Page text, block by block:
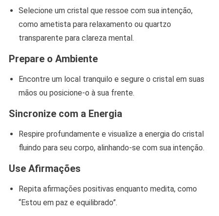
Selecione um cristal que ressoe com sua intenção,
como ametista para relaxamento ou quartzo
transparente para clareza mental.
Prepare o Ambiente
Encontre um local tranquilo e segure o cristal em suas
mãos ou posicione-o à sua frente.
Sincronize com a Energia
Respire profundamente e visualize a energia do cristal
fluindo para seu corpo, alinhando-se com sua intenção.
Use Afirmações
Repita afirmações positivas enquanto medita, como
“Estou em paz e equilibrado”.